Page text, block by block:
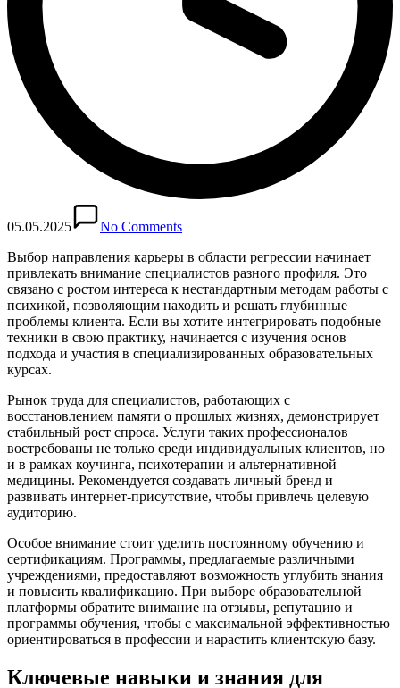
05.05.2025
No Comments
Выбор направления карьеры в области регрессии начинает
привлекать внимание специалистов разного профиля. Это
связано с ростом интереса к нестандартным методам работы с
психикой, позволяющим находить и решать глубинные
проблемы клиента. Если вы хотите интегрировать подобные
техники в свою практику, начинается с изучения основ
подхода и участия в специализированных образовательных
курсах.
Рынок труда для специалистов, работающих с
восстановлением памяти о прошлых жизнях, демонстрирует
стабильный рост спроса. Услуги таких профессионалов
востребованы не только среди индивидуальных клиентов, но
и в рамках коучинга, психотерапии и альтернативной
медицины. Рекомендуется создавать личный бренд и
развивать интернет-присутствие, чтобы привлечь целевую
аудиторию.
Особое внимание стоит уделить постоянному обучению и
сертификациям. Программы, предлагаемые различными
учреждениями, предоставляют возможность углубить знания
и повысить квалификацию. При выборе образовательной
платформы обратите внимание на отзывы, репутацию и
программы обучения, чтобы с максимальной эффективностью
ориентироваться в профессии и нарастить клиентскую базу.
Ключевые навыки и знания для